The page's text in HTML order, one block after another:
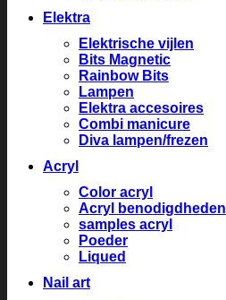
Elektra
Elektrische vijlen
Bits Magnetic
Rainbow Bits
Lampen
Elektra accesoires
Combi manicure
Diva lampen/frezen
Acryl
Color acryl
Acryl benodigdheden
samples acryl
Poeder
Liqued
Nail art